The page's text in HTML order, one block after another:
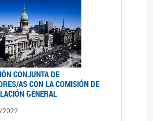
CONJUNTA DE
AS CON LA COMISIÓN DE
GENERAL